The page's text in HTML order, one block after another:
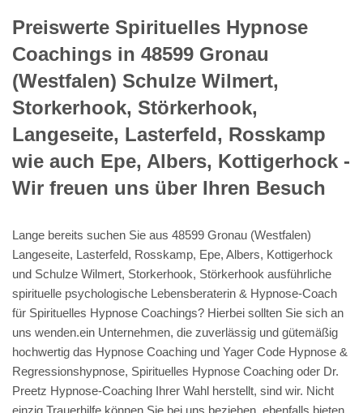
Preiswerte Spirituelles Hypnose
Coachings in 48599 Gronau
(Westfalen) Schulze Wilmert,
Storkerhook, Störkerhook,
Langeseite, Lasterfeld, Rosskamp
wie auch Epe, Albers, Kottigerhock -
Wir freuen uns über Ihren Besuch
Lange bereits suchen Sie aus 48599 Gronau (Westfalen)
Langeseite, Lasterfeld, Rosskamp, Epe, Albers, Kottigerhock
und Schulze Wilmert, Storkerhook, Störkerhook ausführliche
spirituelle psychologische Lebensberaterin & Hypnose-Coach
für Spirituelles Hypnose Coachings? Hierbei sollten Sie sich an
uns wenden.ein Unternehmen, die zuverlässig und gütemäßig
hochwertig das Hypnose Coaching und Yager Code Hypnose &
Regressionshypnose, Spirituelles Hypnose Coaching oder Dr.
Preetz Hypnose-Coaching Ihrer Wahl herstellt, sind wir. Nicht
einzig Trauerhilfe können Sie bei uns beziehen, ebenfalls bieten